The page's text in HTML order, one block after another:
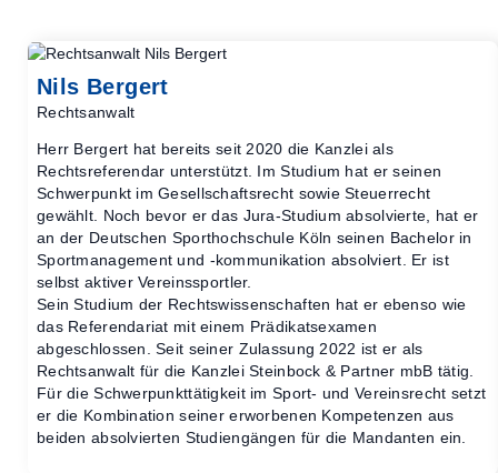
Nils Bergert
Rechtsanwalt
Herr Bergert hat bereits seit 2020 die Kanzlei als
Rechtsreferendar unterstützt. Im Studium hat er seinen
Schwerpunkt im Gesellschaftsrecht sowie Steuerrecht
gewählt. Noch bevor er das Jura-Studium absolvierte, hat er
an der Deutschen Sporthochschule Köln seinen Bachelor in
Sportmanagement und -kommunikation absolviert. Er ist
selbst aktiver Vereinssportler.
Sein Studium der Rechtswissenschaften hat er ebenso wie
das Referendariat mit einem Prädikatsexamen
abgeschlossen. Seit seiner Zulassung 2022 ist er als
Rechtsanwalt für die Kanzlei Steinbock & Partner mbB tätig.
Für die Schwerpunkttätigkeit im Sport- und Vereinsrecht setzt
er die Kombination seiner erworbenen Kompetenzen aus
beiden absolvierten Studiengängen für die Mandanten ein.